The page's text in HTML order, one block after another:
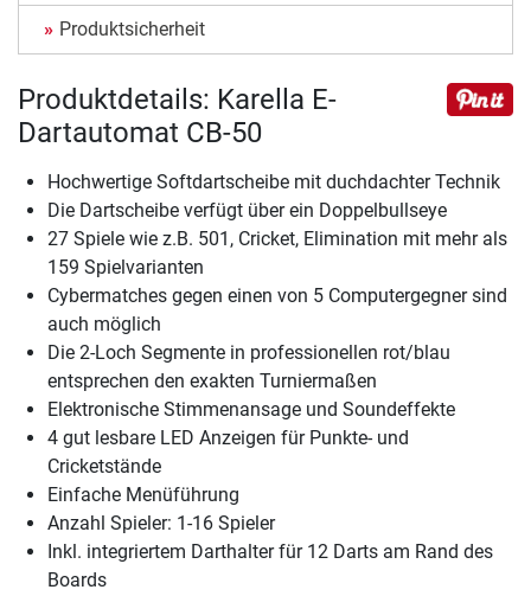
Produktsicherheit
Produktdetails: Karella E-
Dartautomat CB-50
Hochwertige Softdartscheibe mit duchdachter Technik
Die Dartscheibe verfügt über ein Doppelbullseye
27 Spiele wie z.B. 501, Cricket, Elimination mit mehr als
159 Spielvarianten
Cybermatches gegen einen von 5 Computergegner sind
auch möglich
Die 2-Loch Segmente in professionellen rot/blau
entsprechen den exakten Turniermaßen
Elektronische Stimmenansage und Soundeffekte
4 gut lesbare LED Anzeigen für Punkte- und
Cricketstände
Einfache Menüführung
Anzahl Spieler: 1-16 Spieler
Inkl. integriertem Darthalter für 12 Darts am Rand des
Boards